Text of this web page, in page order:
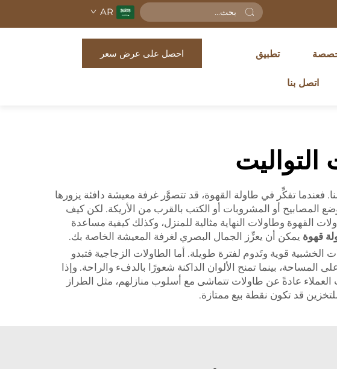
AR
تطبيق
اتصل بنا
احصل على عرض سعر
فعندما تفكِّر في طاولة القهوة، قد تتصوَّر غرفة معيشة دافئة يزورها
المصابيح أو المشروبات أو الكتب بالقرب من الأريكة. لكن كيف
القهوة وطاولات النهاية مثالية للمنزل، وكذلك كيفية مساعدة
قهوة يمكن أن يعزِّز الجمال البصري لغرفة المعيشة الخاصة بك.
قوية وتَدوم لفترة طويلة. أما الطاولات الزجاجية فتبدو
بينما تمنح الألوان الداكنة شعورًا بالدفء والراحة. وإذا
عادةً عن طاولات تتماشى مع أسلوب منازلهم، مثل الطراز
قد تكون نقطة بيع ممتازة.